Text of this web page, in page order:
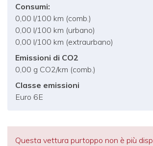
Consumi:
0,00 l/100 km (comb.)
0,00 l/100 km (urbano)
0,00 l/100 km (extraurbano)
Emissioni di CO2
0,00 g CO2/km (comb.)
Classe emissioni
Euro 6E
Questa vettura purtoppo non è più